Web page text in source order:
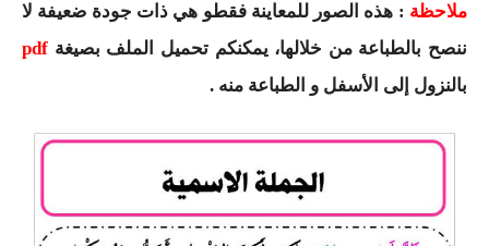
السنة الثالثة متوسط
بنك الفروض و الاختبارات
محفظة الأستاذ
ملاحظة : هذه الصور للمعاينة فقطو هي ذات جودة ضعيفة لا
ننصح بالطباعة من خلالها، يمكنكم تحميل الملف بصيغة pdf
بالنزول إلى الأسفل و الطباعة منه .